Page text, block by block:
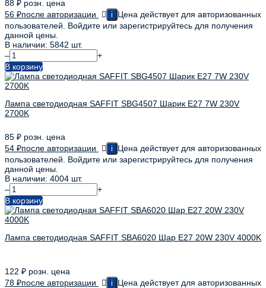
88 ₽ розн. цена
56 ₽после авторизации i
Цена действует для авторизованных
пользователей. Войдите или зарегистрируйтесь для получения
данной цены.
В наличии: 5842 шт.
–
+
В корзину
Лампа светодиодная SAFFIT SBG4507 Шарик E27 7W 230V
2700K
85 ₽ розн. цена
54 ₽после авторизации i
Цена действует для авторизованных
пользователей. Войдите или зарегистрируйтесь для получения
данной цены.
В наличии: 4004 шт.
–
+
В корзину
Лампа светодиодная SAFFIT SBA6020 Шар E27 20W 230V 4000K
122 ₽ розн. цена
78 ₽после авторизации i
Цена действует для авторизованных